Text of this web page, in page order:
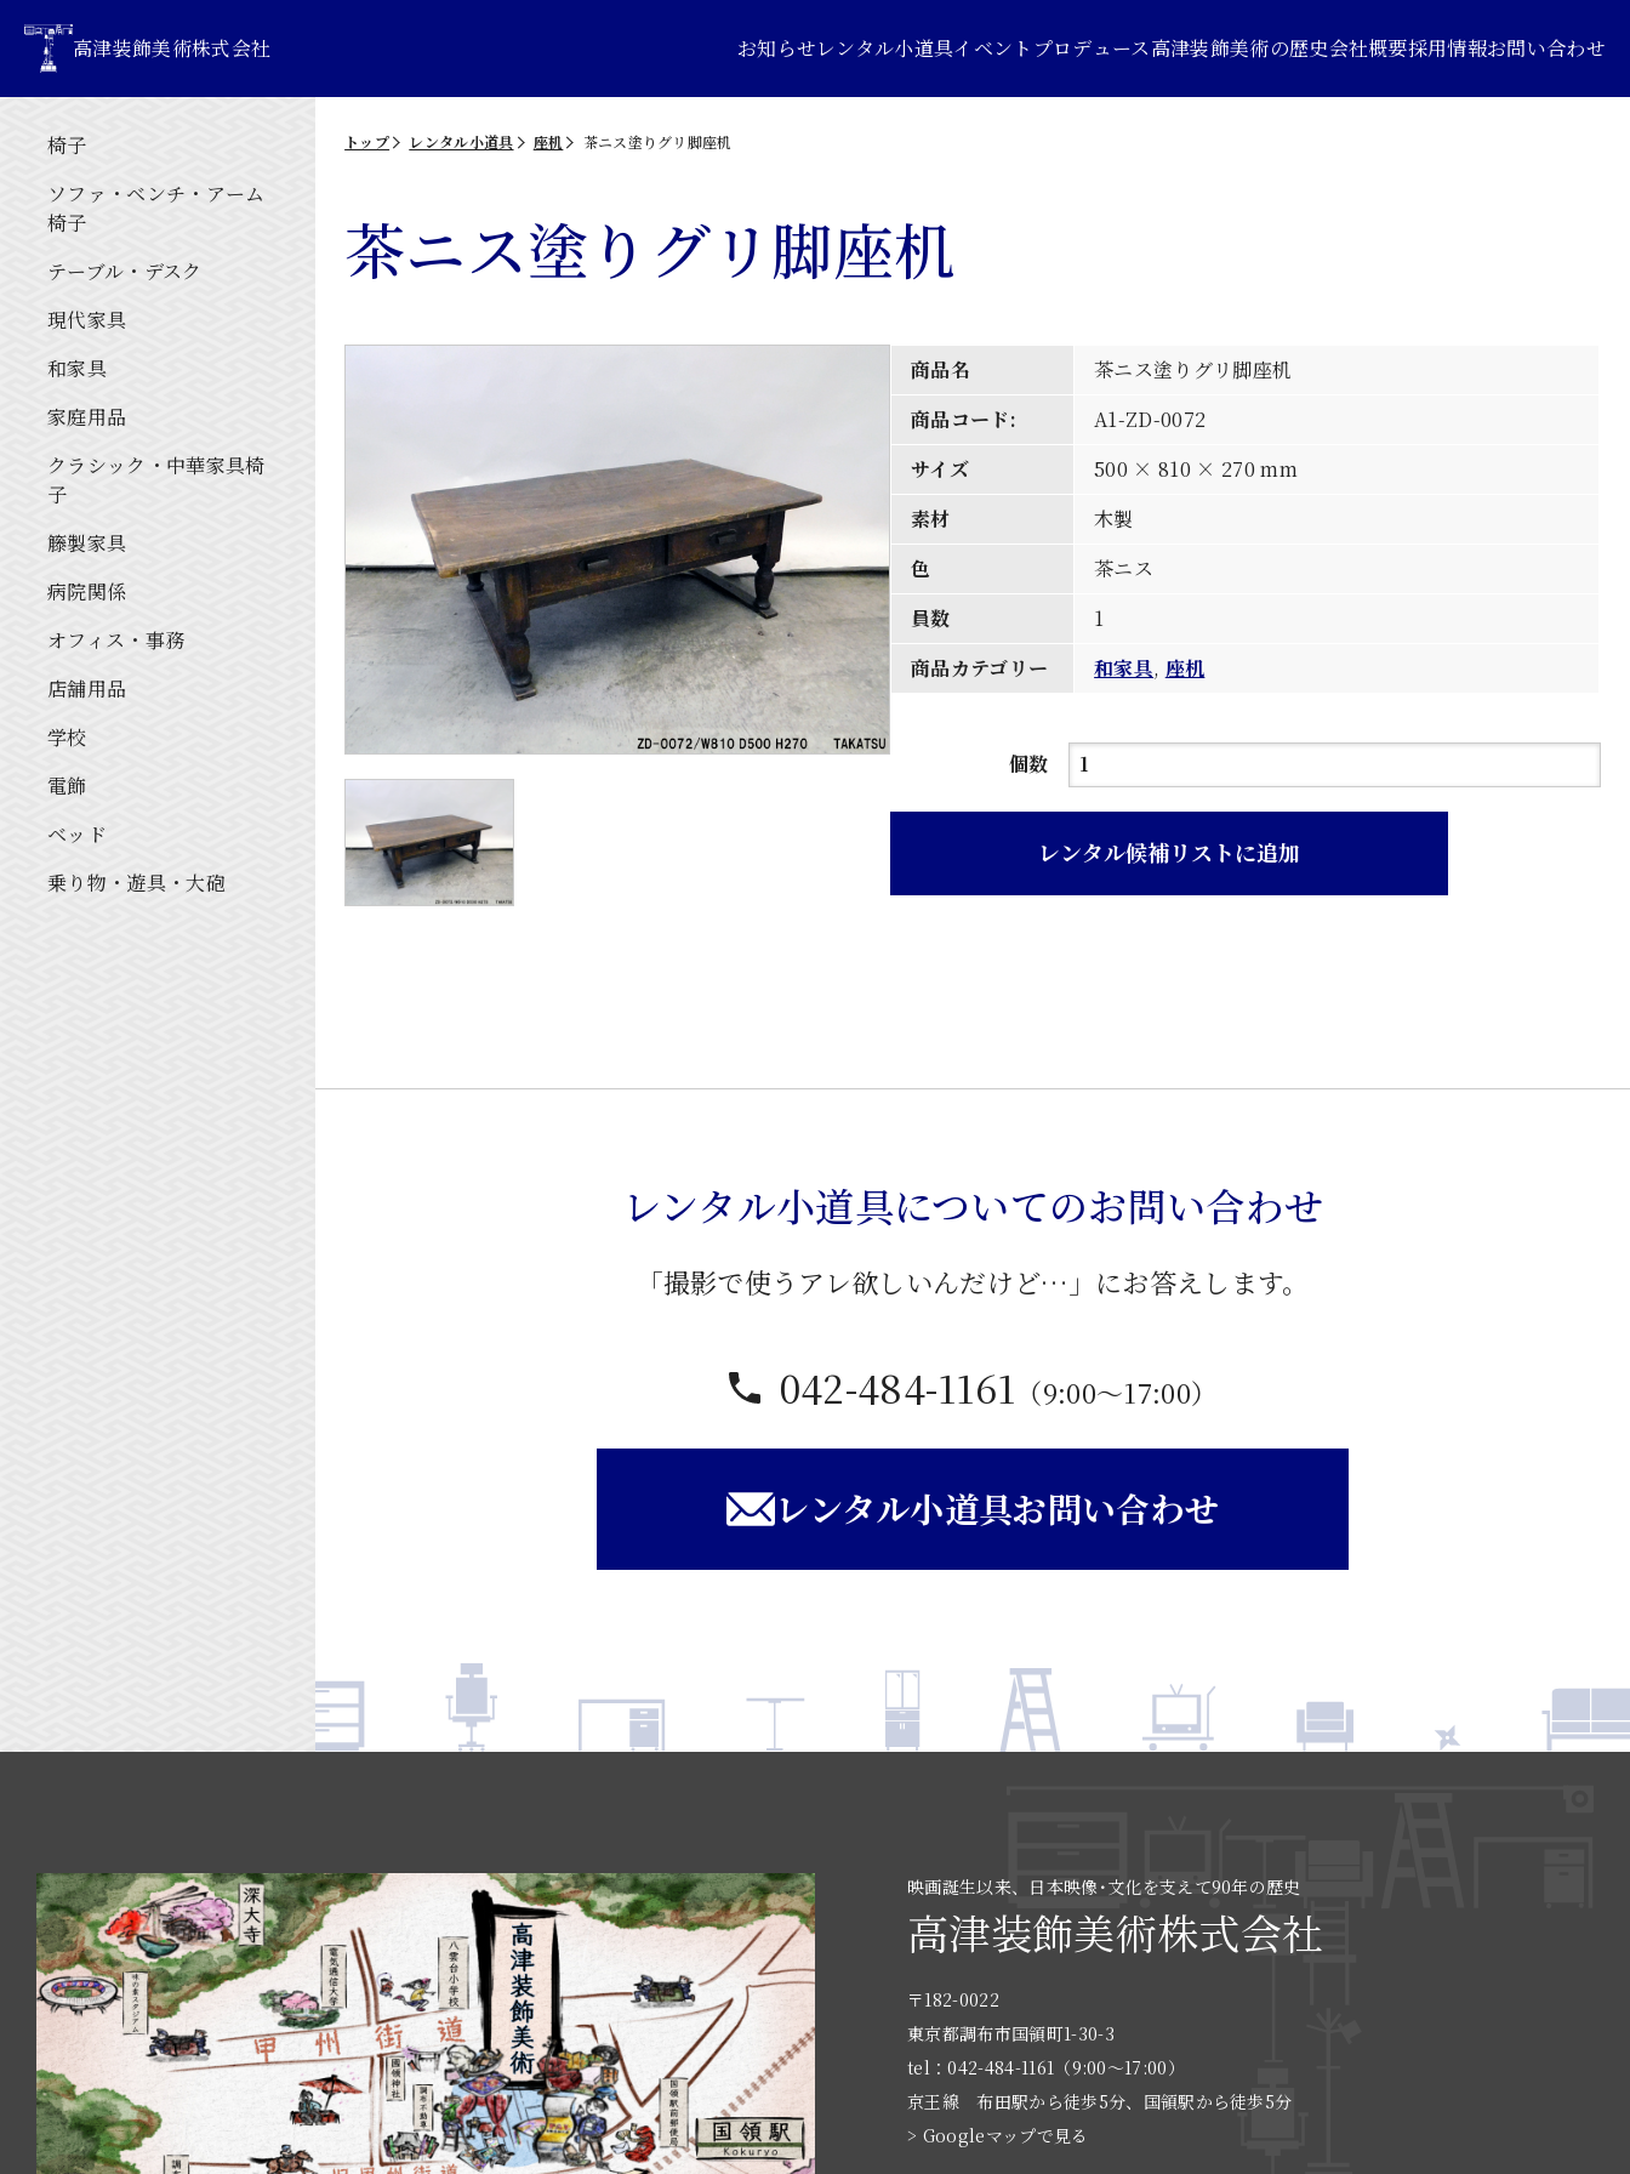
高津装飾美術株式会社 お知らせレンタル小道具イベントプロデュース高津装飾美術の歴史会社概要採用情報お問い合わせ
椅子
ソファ・ベンチ・アーム
椅子
テーブル・デスク
現代家具
和家具
家庭用品
クラシック・中華家具椅
子
籐製家具
病院関係
オフィス・事務
店舗用品
学校
電飾
ベッド
乗り物・遊具・大砲
トップ レンタル小道具 座机 茶ニス塗りグリ脚座机
茶ニス塗りグリ脚座机
商品名
茶ニス塗りグリ脚座机
商品コード:
A1-ZD-0072
サイズ
500 × 810 × 270 mm
素材
木製
色
茶ニス
員数
1
商品カテゴリー
和家具, 座机
個数
茶
レンタル候補リストに追加
レンタル小道具についてのお問い合わせ
「撮影で使うアレ欲しいんだけど…」にお答えします。
042-484-1161 （9:00〜17:00）
レンタル小道具お問い合わせ
映画誕生以来、日本映像･文化を支えて90年の歴史
高津装飾美術株式会社
〒182-0022
東京都調布市国領町1-30-3
tel：042-484-1161（9:00〜17:00）
京王線 布田駅から徒歩5分、国領駅から徒歩5分
> Googleマップで見る